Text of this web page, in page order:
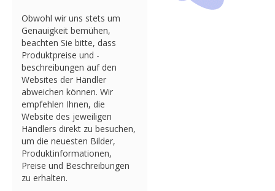
Obwohl wir uns stets um
Genauigkeit bemühen,
beachten Sie bitte, dass
Produktpreise und -
beschreibungen auf den
Websites der Händler
abweichen können. Wir
empfehlen Ihnen, die
Website des jeweiligen
Händlers direkt zu besuchen,
um die neuesten Bilder,
Produktinformationen,
Preise und Beschreibungen
zu erhalten.